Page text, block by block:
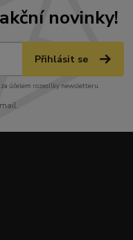
novinky!
Přihlásit se
účelem rozesílky newsletteru.